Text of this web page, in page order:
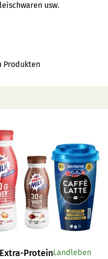
usw.
Produkten
ProteinLandleben